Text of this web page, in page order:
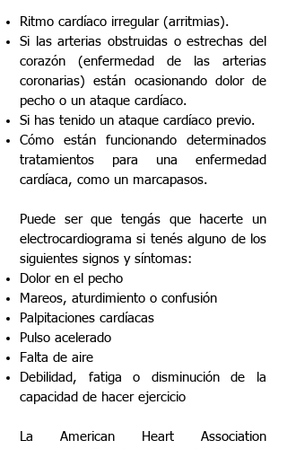
Ritmo cardíaco irregular (arritmias).
Si las arterias obstruidas o estrechas del
corazón (enfermedad de las arterias
coronarias) están ocasionando dolor de
pecho o un ataque cardíaco.
Si has tenido un ataque cardíaco previo.
Cómo están funcionando determinados
tratamientos para una enfermedad
cardíaca, como un marcapasos.
Puede ser que tengás que hacerte un
electrocardiograma si tenés alguno de los
siguientes signos y síntomas:
Dolor en el pecho
Mareos, aturdimiento o confusión
Palpitaciones cardíacas
Pulso acelerado
Falta de aire
Debilidad, fatiga o disminución de la
capacidad de hacer ejercicio
La American Heart Association